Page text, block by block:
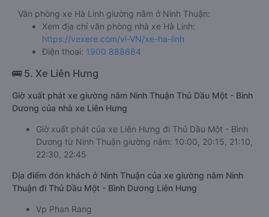
Văn phòng xe Hà Linh giường nằm ở Ninh Thuận:
Xem địa chỉ văn phòng nhà xe Hà Linh:
https://vexere.com/vi-VN/xe-ha-linh
Điện thoại: 1900 888684
🚌 5. Xe Liên Hưng
Giờ xuất phát xe giường nằm Ninh Thuận Thủ Dầu Một - Bình
Dương của nhà xe Liên Hưng
Giờ xuất phát của xe Liên Hưng đi Thủ Dầu Một - Bình
Dương từ Ninh Thuận giường nằm: 10:00, 20:15, 21:10,
22:30, 22:45
Địa điểm đón khách ở Ninh Thuận của xe giường nằm Ninh
Thuận đi Thủ Dầu Một - Bình Dương Liên Hưng
Vp Phan Rang